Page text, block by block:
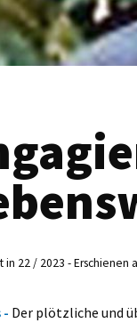
in 22 / 2023 - Erschienen
- Der plötzliche und